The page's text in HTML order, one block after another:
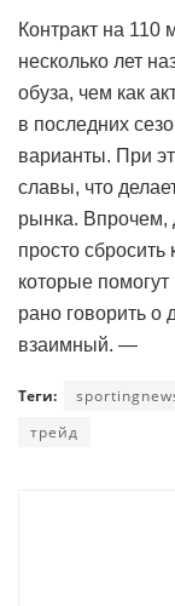
Контракт на
несколько лет
обуза, чем как
в последних
варианты. При
славы, что
рынка. Впрочем,
просто сбросить
которые
рано говорить о
взаимный. —
Теги:
трейд